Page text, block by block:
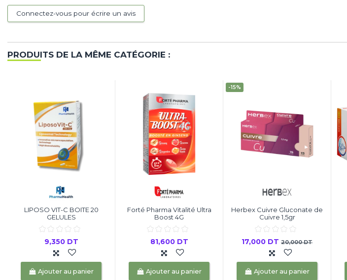
Connectez-vous pour écrire un avis
PRODUITS DE LA MÊME CATÉGORIE :
LIPOSO VIT-C BOITE 20
GELULES
9,350 DT
Ajouter au panier
Forté Pharma Vitalité Ultra
Boost 4G
81,600 DT
Ajouter au panier
-15%
Herbex Cuivre Gluconate de
Cuivre 1,5gr
17,000 DT 20,000 DT
Ajouter au panier